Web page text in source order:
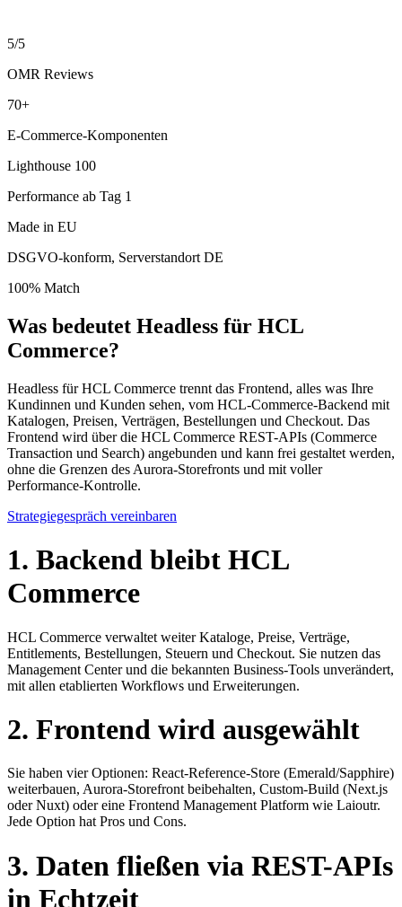
5/5
OMR Reviews
70+
E-Commerce-Komponenten
Lighthouse 100
Performance ab Tag 1
Made in EU
DSGVO-konform, Serverstandort DE
100% Match
Was bedeutet Headless für HCL
Commerce?
Headless für HCL Commerce trennt das Frontend, alles was Ihre
Kundinnen und Kunden sehen, vom HCL-Commerce-Backend mit
Katalogen, Preisen, Verträgen, Bestellungen und Checkout. Das
Frontend wird über die HCL Commerce REST-APIs (Commerce
Transaction und Search) angebunden und kann frei gestaltet werden,
ohne die Grenzen des Aurora-Storefronts und mit voller
Performance-Kontrolle.
Strategiegespräch vereinbaren
1. Backend bleibt HCL
Commerce
HCL Commerce verwaltet weiter Kataloge, Preise, Verträge,
Entitlements, Bestellungen, Steuern und Checkout. Sie nutzen das
Management Center und die bekannten Business-Tools unverändert,
mit allen etablierten Workflows und Erweiterungen.
2. Frontend wird ausgewählt
Sie haben vier Optionen: React-Reference-Store (Emerald/Sapphire)
weiterbauen, Aurora-Storefront beibehalten, Custom-Build (Next.js
oder Nuxt) oder eine Frontend Management Platform wie Laioutr.
Jede Option hat Pros und Cons.
3. Daten fließen via REST-APIs
in Echtzeit